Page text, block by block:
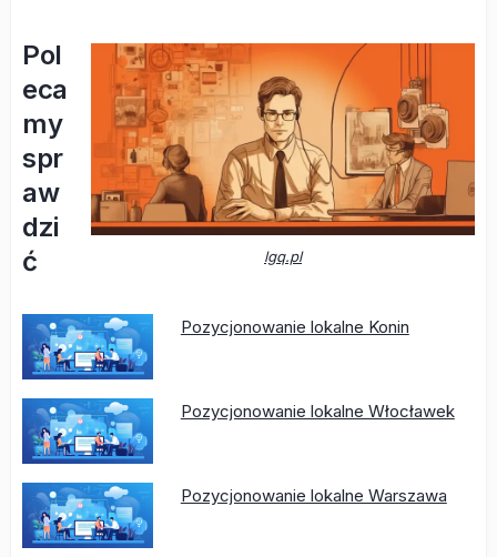
lgq.pl
Pol
eca
my
spr
aw
dzi
ć
Pozycjonowanie lokalne Konin
Pozycjonowanie lokalne Włocławek
Pozycjonowanie lokalne Warszawa